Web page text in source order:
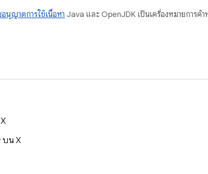
อนุญาตการใช้เนื้อหา Java และ OpenJDK เป็นเครื่องหมายการค้
บน X